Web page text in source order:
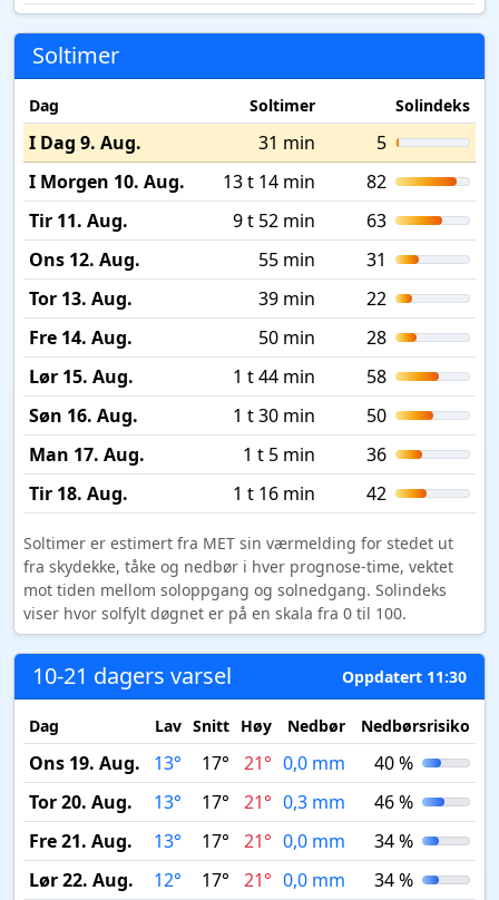
Soltimer
Dag Soltimer Solindeks
I Dag 9. Aug. 31 min
5
I Morgen 10. Aug.
13 t 14 min
82
Tir 11. Aug.
9 t 52 min
63
Ons 12. Aug.
55 min
31
Tor 13. Aug.
39 min
22
Fre 14. Aug.
50 min
28
Lør 15. Aug.
1 t 44 min
58
Søn 16. Aug.
1 t 30 min
50
Man 17. Aug.
1 t 5 min
36
Tir 18. Aug.
1 t 16 min 42
Soltimer er estimert fra MET sin værmelding for stedet ut
fra skydekke, tåke og nedbør i hver prognose-time, vektet
mot tiden mellom soloppgang og solnedgang. Solindeks
viser hvor solfylt døgnet er på en skala fra 0 til 100.
10-21 dagers varsel Oppdatert 11:30
Dag Lav Snitt Høy Nedbør Nedbørsrisiko
Ons 19. Aug. 13° 17° 21° 0,0 mm
40 %
Tor 20. Aug.
13° 17° 21° 0,3 mm
46 %
Fre 21. Aug.
13° 17° 21° 0,0 mm
34 %
Lør 22. Aug.
12° 17° 21° 0,0 mm 34 %